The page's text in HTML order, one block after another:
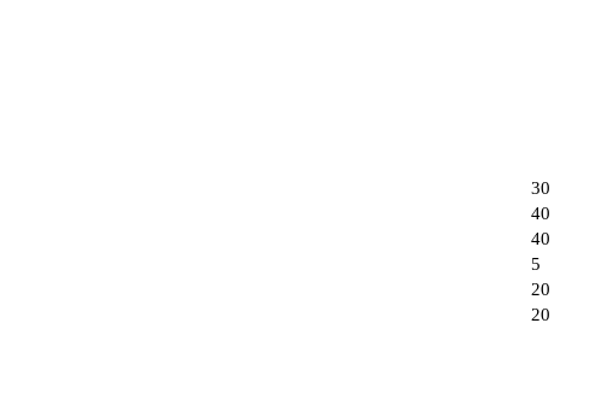
30
40
40
5
20
20